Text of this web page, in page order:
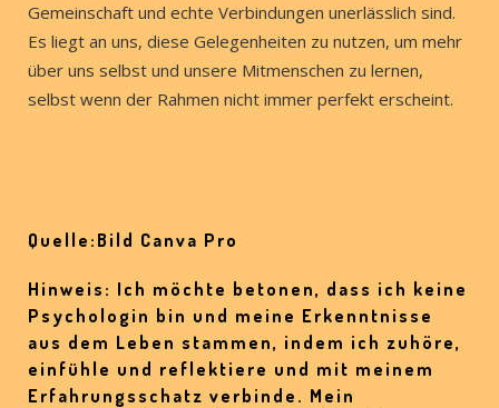
Gemeinschaft und echte Verbindungen unerlässlich sind.
Es liegt an uns, diese Gelegenheiten zu nutzen, um mehr
über uns selbst und unsere Mitmenschen zu lernen,
selbst wenn der Rahmen nicht immer perfekt erscheint.
Quelle:Bild Canva Pro
Hinweis: Ich möchte betonen, dass ich keine
Psychologin bin und meine Erkenntnisse
aus dem Leben stammen, indem ich zuhöre,
einfühle und reflektiere und mit meinem
Erfahrungsschatz verbinde. Mein